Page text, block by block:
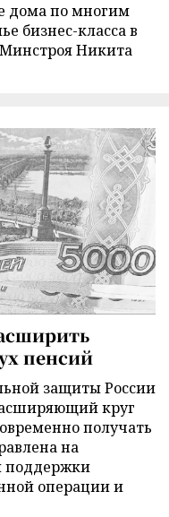
дома по многим
бизнес-класса в
Никита
пенсий
защиты России
круг
получать
на
поддержки
операции и